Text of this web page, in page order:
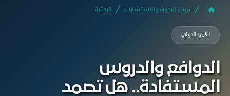
تريندز للبحوث والاستشارات البحثية
الأمن الدولي
والدروس
هل تصمد